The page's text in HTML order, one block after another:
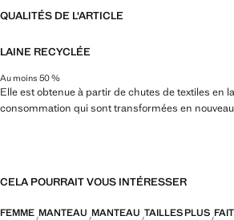
QUALITÉS DE L'ARTICLE
LAINE RECYCLÉE
Au moins 50 %
Elle est obtenue à partir de chutes de textiles en
consommation qui sont transformées en
CELA POURRAIT VOUS INTÉRESSER
FEMME MANTEAU MANTEAU TAILLES PLUS